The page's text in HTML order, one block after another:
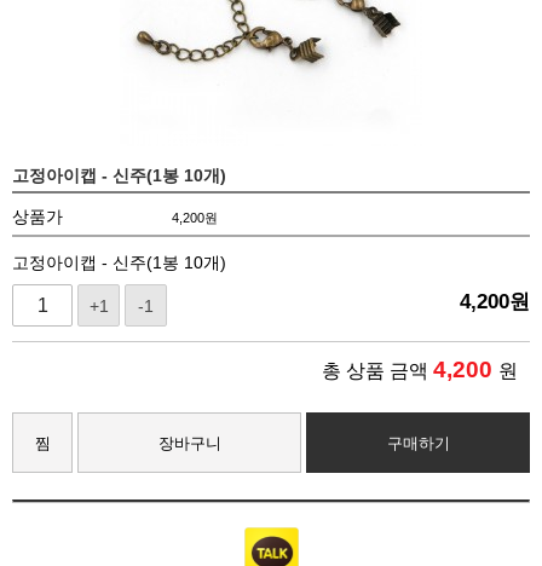
고정아이캡 - 신주(1봉 10개)
상품가 4,200원
고정아이캡 - 신주(1봉 10개)
+1 -1 4,200원
총 상품 금액 4,200 원
찜 장바구니 구매하기